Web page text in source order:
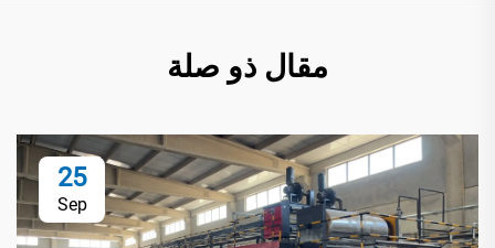
مقال ذو صلة
25
Sep